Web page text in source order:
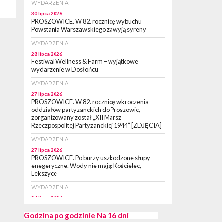
WYDARZENIA
30 lipca 2026
PROSZOWICE. W 82. rocznicę wybuchu
Powstania Warszawskiego zawyją syreny
WYDARZENIA
28 lipca 2026
Festiwal Wellness & Farm – wyjątkowe
wydarzenie w Dosłońcu
WYDARZENIA
27 lipca 2026
PROSZOWICE. W 82. rocznicę wkroczenia
oddziałów partyzanckich do Proszowic,
zorganizowany został „XII Marsz
Rzeczpospolitej Partyzanckiej 1944” [ZDJĘCIA]
WYDARZENIA
27 lipca 2026
PROSZOWICE. Po burzy uszkodzone słupy
enegeryczne. Wody nie mają: Kościelec,
Lekszyce
WYDARZENIA
24 lipca 2026
się w gronie 27 miast, które zyskają dostęp do
Godzina po godzinie Na 16 dni